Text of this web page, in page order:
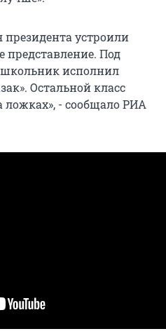
устроили
представление. Под
школьник исполнил
Остальной класс
- сообщало РИА